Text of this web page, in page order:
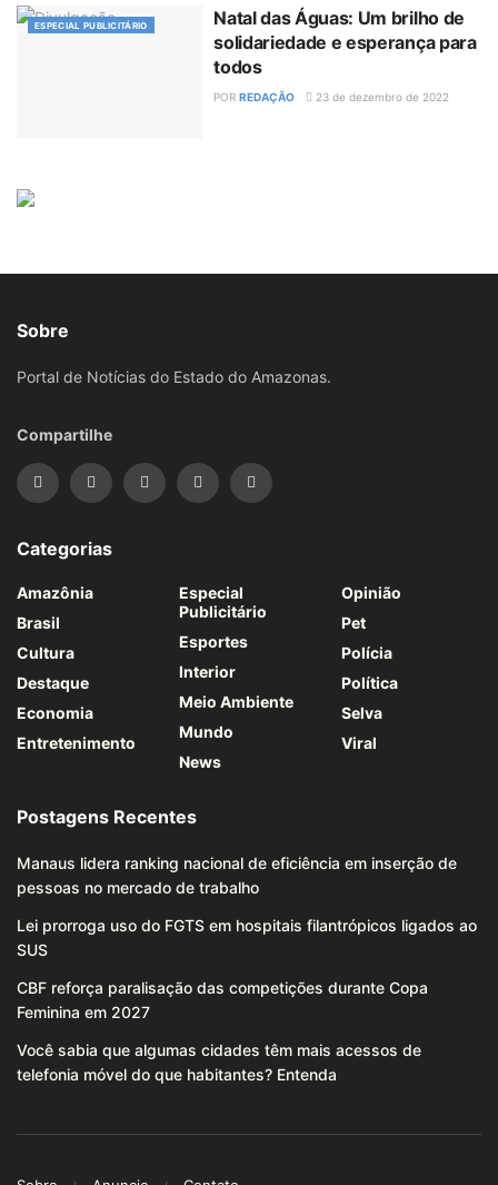
ESPECIAL PUBLICITÁRIO
Natal das Águas: Um brilho de
solidariedade e esperança para
todos
POR REDAÇÃO 23 de dezembro de 2022
Sobre
Portal de Notícias do Estado do Amazonas.
Compartilhe
Categorias
Amazônia
Brasil
Cultura
Destaque
Economia
Entretenimento
Especial
Publicitário
Esportes
Interior
Meio Ambiente
Mundo
News
Opinião
Pet
Polícia
Política
Selva
Viral
Postagens Recentes
Manaus lidera ranking nacional de eficiência em inserção de
pessoas no mercado de trabalho
Lei prorroga uso do FGTS em hospitais filantrópicos ligados ao
SUS
CBF reforça paralisação das competições durante Copa
Feminina em 2027
Você sabia que algumas cidades têm mais acessos de
telefonia móvel do que habitantes? Entenda